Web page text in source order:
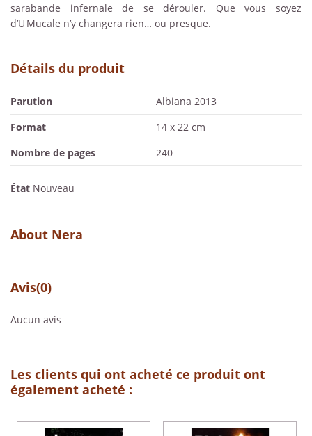
sarabande infernale de se dérouler. Que vous soyez
d’U Mucale n’y changera rien… ou presque.
Détails du produit
Parution
Albiana 2013
Format
14 x 22 cm
Nombre de pages
240
État Nouveau
About Nera
Avis(0)
Aucun avis
Les clients qui ont acheté ce produit ont
également acheté :